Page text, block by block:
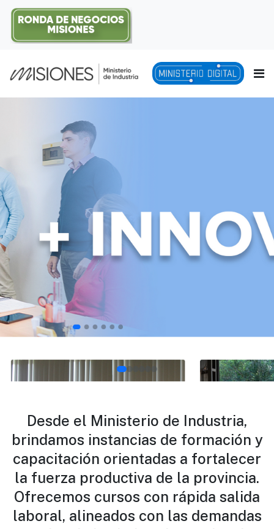
Desde el Ministerio de Industria,
brindamos instancias de formación y
capacitación orientadas a fortalecer
la fuerza productiva de la provincia.
Ofrecemos cursos con rápida salida
laboral, alineados con las demandas